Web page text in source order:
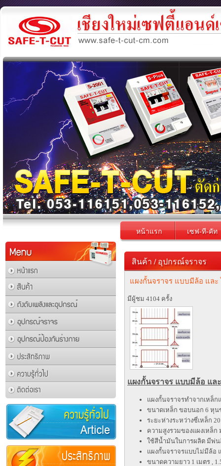
หน้าแรก เซฟ-ที-คัท
สินค้า / อุปกรณ์จราจร
แผงกั้นจราจร แบบมีล้อ และ
มีผู้ชม 4104 ครั้ง
แผงกั้นจราจร แบบมีล้อ แล
แผงกั้นจราจรทำจากเหล็
ขนาดเหล็ก ขอบนอก 6 หุ
ระยะห่างระหว่างซี่เหล็ก
ความสูงรวมของแผงเหล็
ใช้สีน้ำมันในการผลิต มีพ่
แผงกั้นจราจรแบบไม่มีล้อ
ขนาดความยาว 1 เมตร ,